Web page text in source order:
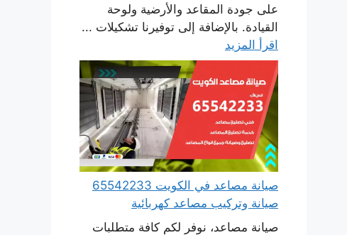
على جودة المقاعد والأرضية ولوحة
القيادة. بالإضافة إلى توفيرنا تشكيلات ...
اقرأ المزيد
صيانة مصاعد في الكويت 65542233
صيانة وتركيب مصاعد كهربائية
صيانة مصاعد، نوفر لكم كافة متطلبات